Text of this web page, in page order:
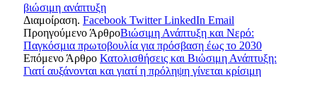
βιώσιμη ανάπτυξη
Διαμοίραση. Facebook Twitter LinkedIn Email
Προηγούμενο ΆρθροΒιώσιμη Ανάπτυξη και Νερό:
Παγκόσμια πρωτοβουλία για πρόσβαση έως το 2030
Επόμενο Άρθρο Κατολισθήσεις και Βιώσιμη Ανάπτυξη:
Γιατί αυξάνονται και γιατί η πρόληψη γίνεται κρίσιμη